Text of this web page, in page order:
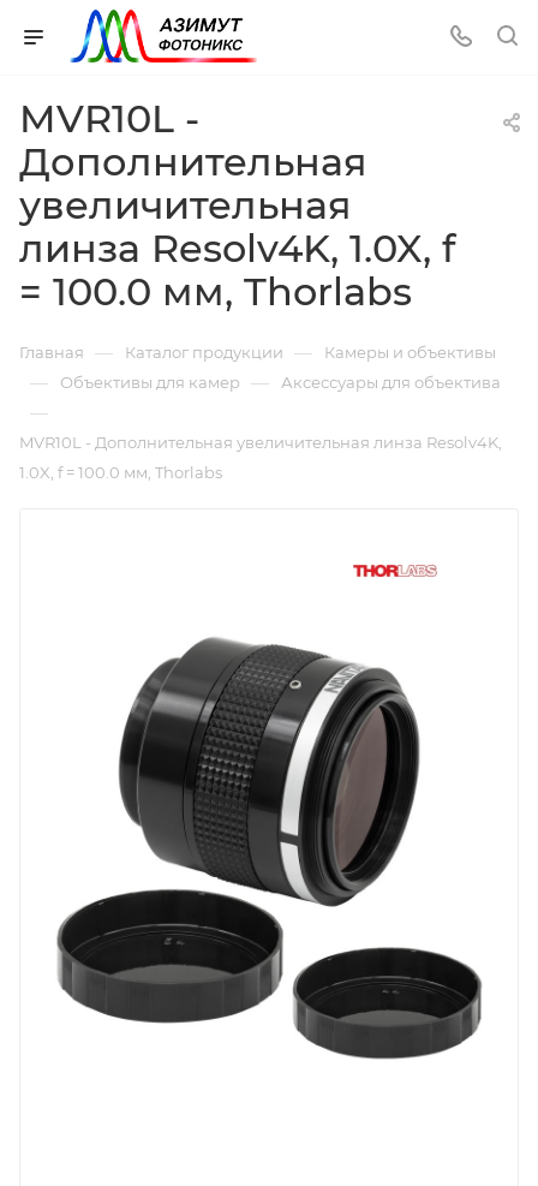
MVR10L -
Дополнительная
увеличительная
линза Resolv4K, 1.0X, f
= 100.0 мм, Thorlabs
Главная — Каталог продукции — Камеры и объективы
— Объективы для камер — Аксессуары для объектива
—
MVR10L - Дополнительная увеличительная линза Resolv4K,
1.0X, f = 100.0 мм, Thorlabs